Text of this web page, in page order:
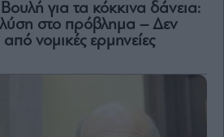
για τα κόκκινα δάνεια:
λύση στο πρόβλημα – Δεν
νομικές ερμηνείες